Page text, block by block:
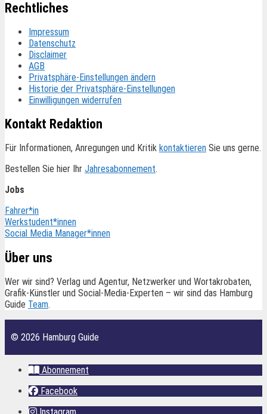
Rechtliches
Impressum
Datenschutz
Disclaimer
AGB
Privatsphäre-Einstellungen ändern
Historie der Privatsphäre-Einstellungen
Einwilligungen widerrufen
Kontakt Redaktion
Für Informationen, Anregungen und Kritik kontaktieren Sie uns gerne.
Bestellen Sie hier Ihr Jahresabonnement.
Jobs
Fahrer*in
Werkstudent*innen
Social Media Manager*innen
Über uns
Wer wir sind? Verlag und Agentur, Netzwerker und Wortakrobaten,
Grafik-Künstler und Social-Media-Experten – wir sind das Hamburg
Guide Team.
© 2026 Hamburg Guide
Abonnement
Facebook